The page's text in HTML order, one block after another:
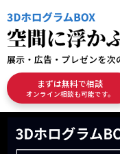
まずは無料で相談
オンライン相談も可能です。